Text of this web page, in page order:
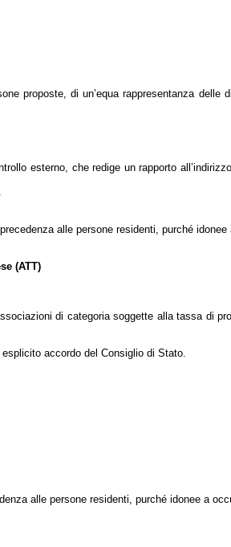
proposte, di un’equa rappresentanza delle
esterno, che redige un rapporto
alle persone residenti, purché
(ATT)
di categoria soggette alla tassa di
accordo del Consiglio di Stato.
alle persone residenti, purché idonee a